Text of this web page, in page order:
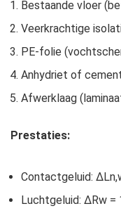
Bestaande vloer
Veerkrachtige
PE-folie
Anhydriet of
Afwerklaag
Prestaties:
Contactgeluid:
Luchtgeluid: ΔRw